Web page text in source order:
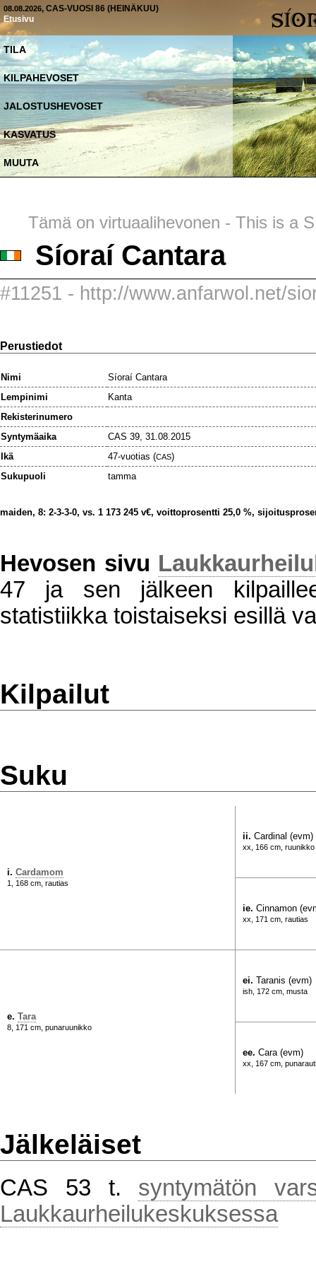
08.08.2026, CAS-VUOSI 86 (HEINÄKUU)
Etusivu
TILA
KILPAHEVOSET
JALOSTUSHEVOSET
KASVATUS
MUUTA
Tämä on virtuaalihevonen - This is a
Síoraí Cantara
#11251 - http://www.anfarwol.net/
Perustiedot
Nimi
Síoraí Cantara
Lempinimi
Kanta
Rekisterinumero
Syntymäaika
CAS 39, 31.08.2015
Ikä
47-vuotias (CAS)
Sukupuoli
tamma
maiden, 8: 2-3-3-0, vs. 1 173 245 v€, voittoprosentti 25,0 %,
Hevosen sivu
47 ja sen jälkeen
statistiikka toistaiseksi esillä
Kilpailut
Suku
i. Cardamom
1, 168 cm, rautias
ii. Cardinal (evm)
xx, 166 cm, ruunikko
ie. Cinnamon
xx, 171 cm, rautias
e. Tara
8, 171 cm, punaruunikko
ei. Taranis (evm)
ish, 172 cm, musta
ee. Cara (evm)
xx, 167 cm,
Jälkeläiset
CAS 53 t. syntymätön
Laukkaurheilukeskuksessa